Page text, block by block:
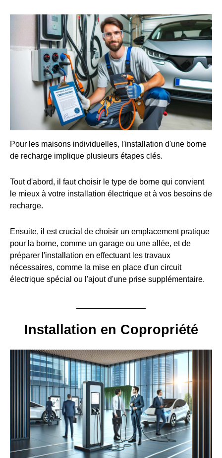
Pour les maisons individuelles, l'installation d'une borne
de recharge implique plusieurs étapes clés.
Tout d'abord, il faut choisir le type de borne qui convient
le mieux à votre installation électrique et à vos besoins de
recharge.
Ensuite, il est crucial de choisir un emplacement pratique
pour la borne, comme un garage ou une allée, et de
préparer l'installation en effectuant les travaux
nécessaires, comme la mise en place d'un circuit
électrique spécial ou l'ajout d'une prise supplémentaire.
Installation en Copropriété